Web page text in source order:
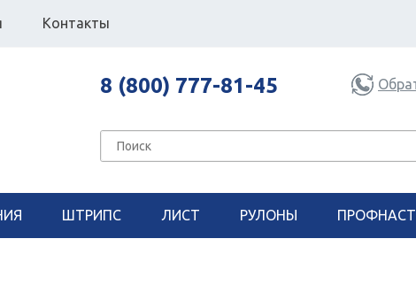
Контакты
8 (800) 777-81-45
ШТРИПС ЛИСТ РУЛОНЫ